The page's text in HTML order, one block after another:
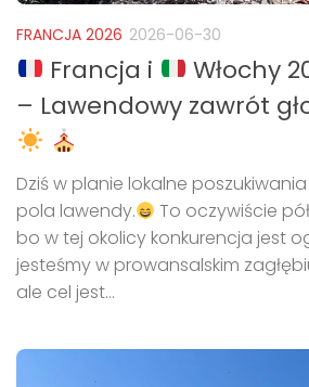
FRANCJA 2026 2026-06-30
Francja i
Włochy
– Lawendowy zawrót
Dziś w planie lokalne
pola lawendy.
To oczywiście
bo w tej okolicy konkurencja jest
jesteśmy w prowansalskim
ale cel jest...